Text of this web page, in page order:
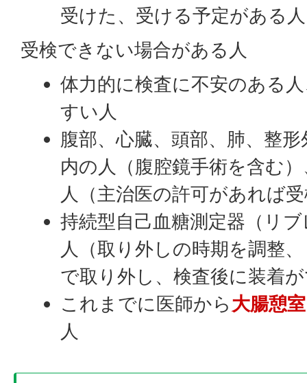
受けた、受ける予定がある人
受検できない場合がある人
体力的に検査に不安のある
すい人
腹部、心臓、頭部、肺、整
内の人（腹腔鏡手術を含む
人（主治医の許可があれば
持続型自己血糖測定器（リ
人（取り外しの時期を調整
で取り外し、検査後に装着
これまでに医師から大腸憩室
人